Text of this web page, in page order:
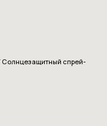
Солнцезащитный спрей-